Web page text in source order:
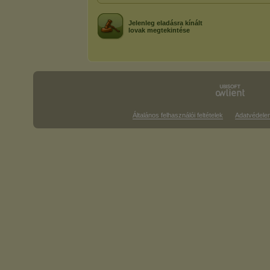
Jelenleg eladásra kínált
lovak megtekintése
Általános felhasználói feltételek